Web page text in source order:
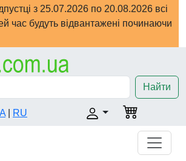
з 25.07.2026 по 20.08.2026 всі
час будуть відвантажені починаючи
Найти
RU